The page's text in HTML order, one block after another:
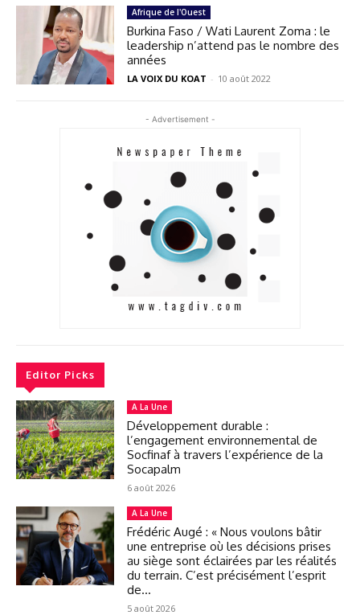
Afrique de l'Ouest
Burkina Faso / Wati Laurent Zoma : le
leadership n’attend pas le nombre des
années
LA VOIX DU KOAT - 10 août 2022
- Advertisement -
Editor Picks
A La Une
Développement durable :
l’engagement environnemental de
Socfinaf à travers l’expérience de la
Socapalm
6 août 2026
A La Une
Frédéric Augé : « Nous voulons bâtir
une entreprise où les décisions prises
au siège sont éclairées par les réalités
du terrain. C’est précisément l’esprit
de...
5 août 2026